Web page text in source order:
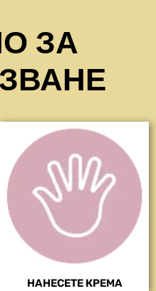
ЗА
НАНЕСЕТЕ КРЕМА